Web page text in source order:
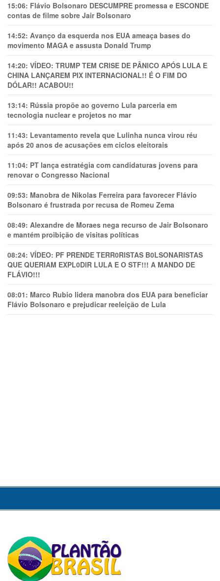
15:06: Flávio Bolsonaro DESCUMPRE promessa e ESCONDE
contas de filme sobre Jair Bolsonaro
14:52: Avanço da esquerda nos EUA ameaça bases do
movimento MAGA e assusta Donald Trump
14:20: VÍDEO: TRUMP TEM CRlSE DE PÂNlCO APÓS LULA E
CHINA LANÇAREM PIX INTERNACIONAL!! É O FIM DO
DÓLAR!! ACABOU!!
13:14: Rússia propõe ao governo Lula parceria em
tecnologia nuclear e projetos no mar
11:43: Levantamento revela que Lulinha nunca virou réu
após 20 anos de acusações em ciclos eleitorais
11:04: PT lança estratégia com candidaturas jovens para
renovar o Congresso Nacional
09:53: Manobra de Nikolas Ferreira para favorecer Flávio
Bolsonaro é frustrada por recusa de Romeu Zema
08:49: Alexandre de Moraes nega recurso de Jair Bolsonaro
e mantém proibição de visitas políticas
08:24: VÍDEO: PF PRENDE TERR0RlSTAS B0LSONARlSTAS
QUE QUERIAM EXPL0DlR LULA E O STF!!! A MANDO DE
FLÁVIO!!!
08:01: Marco Rubio lidera manobra dos EUA para beneficiar
Flávio Bolsonaro e prejudicar reeleição de Lula